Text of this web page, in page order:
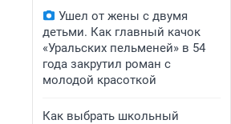
Ушел от жены с двумя
детьми. Как главный качок
«Уральских пельменей» в 54
года закрутил роман с
молодой красоткой
Как выбрать школьный